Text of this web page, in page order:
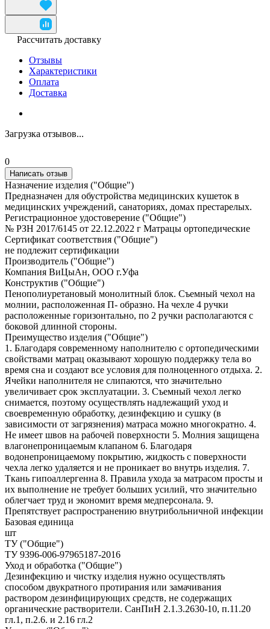
Рассчитать доставку
Отзывы
Характеристики
Оплата
Доставка
Загрузка отзывов...
0
Написать отзыв
Назначение изделия ("Общие")
Предназначен для обустройства медицинских кушеток в
медицинских учреждений, санаториях, домах престарелых.
Регистрационное удостоверение ("Общие")
№ РЗН 2017/6145 от 22.12.2022 г Матрацы ортопедические
Сертификат соответствия ("Общие")
не подлежит сертификации
Производитель ("Общие")
Компания ВиЦыАн, ООО г.Уфа
Конструктив ("Общие")
Пенополиуретановый монолитный блок. Съемный чехол на
молнии, расположенная П- образно. На чехле 4 ручки
расположенные горизонтально, по 2 ручки располагаются с
боковой длинной стороны.
Преимущество изделия ("Общие")
1. Благодаря современному наполнителю с ортопедическими
свойствами матрац оказывают хорошую поддержку тела во
время сна и создают все условия для полноценного отдыха. 2.
Ячейки наполнителя не слипаются, что значительно
увеличивает срок эксплуатации. 3. Съемный чехол легко
снимается, поэтому осуществлять надлежащий уход и
своевременную обработку, дезинфекцию и сушку (в
зависимости от загрязнения) матраса можно многократно. 4.
Не имеет швов на рабочей поверхности 5. Молния защищена
влагонепроницаемым клапаном 6. Благодаря
водонепроницаемому покрытию, жидкость с поверхности
чехла легко удаляется и не проникает во внутрь изделия. 7.
Ткань гипоаллергенна 8. Правила ухода за матрасом просты и
их выполнение не требует больших усилий, что значительно
облегчает труд и экономит время медперсонала. 9.
Препятствует распространению внутрибольничной инфекции
Базовая единица
шт
ТУ ("Общие")
ТУ 9396-006-97965187-2016
Уход и обработка ("Общие")
Дезинфекцию и чистку изделия нужно осуществлять
способом двукратного протирания или замачивания
раствором дезинфицирующих средств, не содержащих
органические растворители. СанПиН 2.1.3.2630-10, п.11.20
гл.1, п.2.6. и 2.16 гл.2